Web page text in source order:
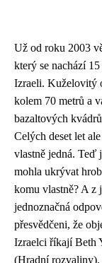
Už od roku 2003
který se nachází
Izraeli. Kuželovitý
kolem 70 metrů a
bazaltových
Celých deset let
vlastně jedná. Teď
mohla ukrývat
komu vlastně? A z
jednoznačná
přesvědčeni, že
Izraelci říkají Beth
(Hradní rozvaliny).